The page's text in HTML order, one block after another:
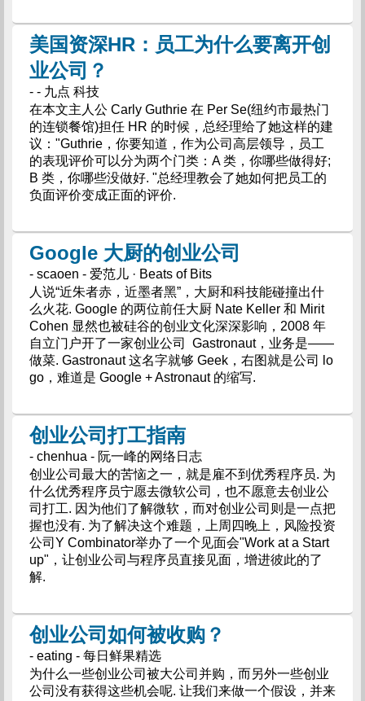
美国资深HR：员工为什么要离开创
业公司？
- - 九点 科技
在本文主人公 Carly Guthrie 在 Per Se(纽约市最热门
的连锁餐馆)担任 HR 的时候，总经理给了她这样的建
议："Guthrie，你要知道，作为公司高层领导，员工
的表现评价可以分为两个门类：A 类，你哪些做得好;
B 类，你哪些没做好. "总经理教会了她如何把员工的
负面评价变成正面的评价.
Google 大厨的创业公司
- scaoen - 爱范儿 · Beats of Bits
人说“近朱者赤，近墨者黑”，大厨和科技能碰撞出什
么火花. Google 的两位前任大厨 Nate Keller 和 Mirit
Cohen 显然也被硅谷的创业文化深深影响，2008 年
自立门户开了一家创业公司 Gastronaut，业务是——
做菜. Gastronaut 这名字就够 Geek，右图就是公司 lo
go，难道是 Google + Astronaut 的缩写.
创业公司打工指南
- chenhua - 阮一峰的网络日志
创业公司最大的苦恼之一，就是雇不到优秀程序员. 为
什么优秀程序员宁愿去微软公司，也不愿意去创业公
司打工. 因为他们了解微软，而对创业公司则是一点把
握也没有. 为了解决这个难题，上周四晚上，风险投资
公司Y Combinator举办了一个见面会"Work at a Start
up"，让创业公司与程序员直接见面，增进彼此的了
解.
创业公司如何被收购？
- eating - 每日鲜果精选
为什么一些创业公司被大公司并购，而另外一些创业
公司没有获得这些机会呢. 让我们来做一个假设，并来